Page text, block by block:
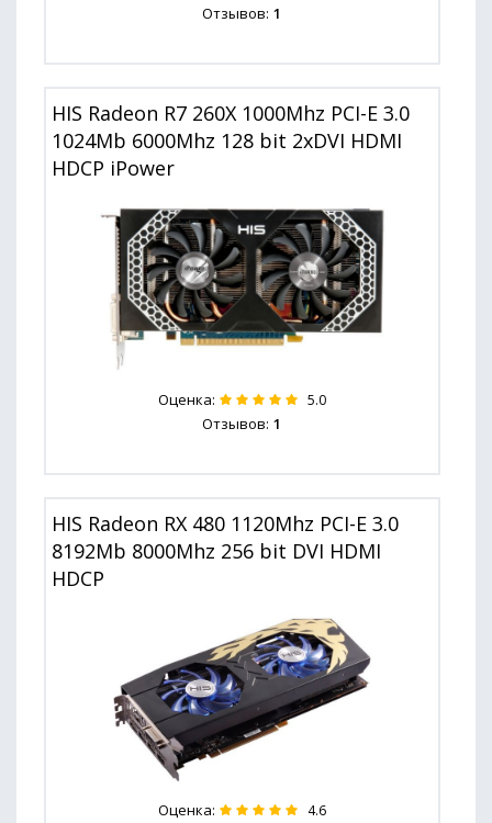
Отзывов: 1
HIS Radeon R7 260X 1000Mhz PCI-E 3.0
1024Mb 6000Mhz 128 bit 2xDVI HDMI
HDCP iPower
Оценка: 5.0
Отзывов: 1
HIS Radeon RX 480 1120Mhz PCI-E 3.0
8192Mb 8000Mhz 256 bit DVI HDMI
HDCP
Оценка: 4.6